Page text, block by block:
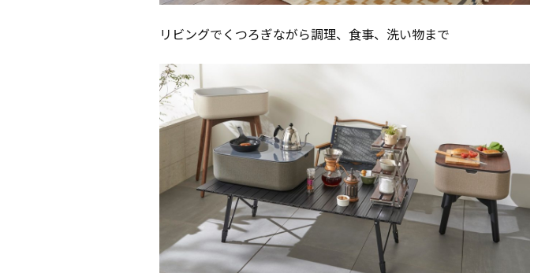
リビングでくつろぎながら調理、食事、洗い物まで